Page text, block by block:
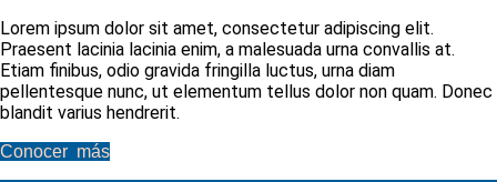
Lorem ipsum dolor sit amet, consectetur adipiscing elit.
Praesent lacinia lacinia enim, a malesuada urna convallis at.
Etiam finibus, odio gravida fringilla luctus, urna diam
pellentesque nunc, ut elementum tellus dolor non quam. Donec
blandit varius hendrerit.
Conocer más